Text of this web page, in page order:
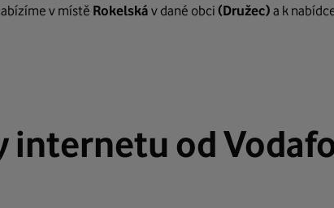
v místě Rokelská v dané obci (Družec) a k
internetu od